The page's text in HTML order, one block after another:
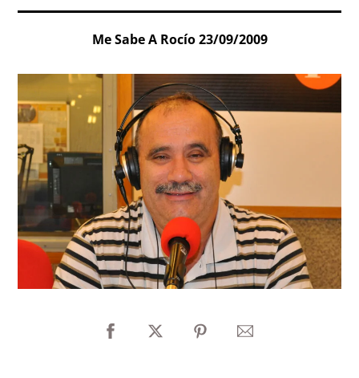
Me Sabe A Rocío 23/09/2009